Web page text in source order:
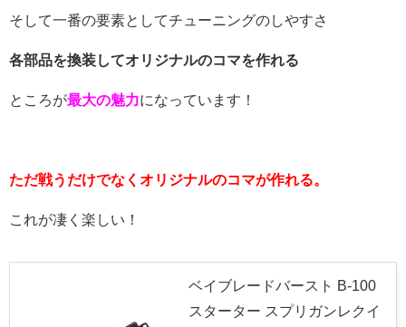
そして一番の要素としてチューニングのしやすさ
各部品を換装してオリジナルのコマを作れる
ところが最大の魅力になっています！
ただ戦うだけでなくオリジナルのコマが作れる。
これが凄く楽しい！
ベイブレードバースト B-100
スターター スプリガンレクイ